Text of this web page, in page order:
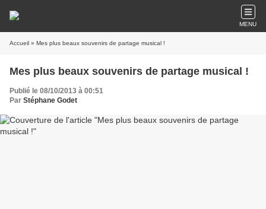
MENU
Accueil » Mes plus beaux souvenirs de partage musical !
Mes plus beaux souvenirs de partage musical !
Publié le 08/10/2013 à 00:51
Par Stéphane Godet